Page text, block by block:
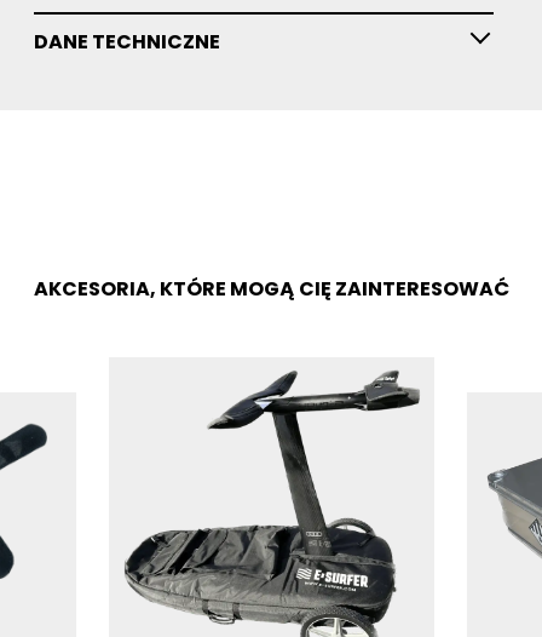
DANE TECHNICZNE
AKCESORIA, KTÓRE MOGĄ CIĘ ZAINTERESOWAĆ